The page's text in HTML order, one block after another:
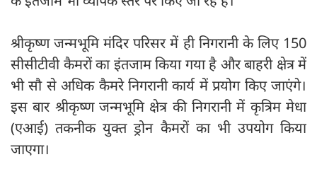
श्रीकृष्ण जन्मभूमि मंदिर परिसर में ही निगरानी के लिए 150
सीसीटीवी कैमरों का इंतजाम किया गया है और बाहरी क्षेत्र में
भी सौ से अधिक कैमरे निगरानी कार्य में प्रयोग किए जाएंगे।
इस बार श्रीकृष्ण जन्मभूमि क्षेत्र की निगरानी में कृत्रिम मेधा
(एआई) तकनीक युक्त ड्रोन कैमरों का भी उपयोग किया
जाएगा।